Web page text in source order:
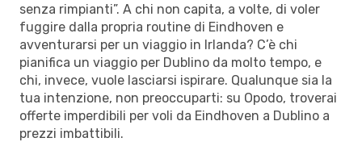
senza rimpianti”. A chi non capita, a volte, di voler
fuggire dalla propria routine di Eindhoven e
avventurarsi per un viaggio in Irlanda? C’è chi
pianifica un viaggio per Dublino da molto tempo, e
chi, invece, vuole lasciarsi ispirare. Qualunque sia la
tua intenzione, non preoccuparti: su Opodo, troverai
offerte imperdibili per voli da Eindhoven a Dublino a
prezzi imbattibili.